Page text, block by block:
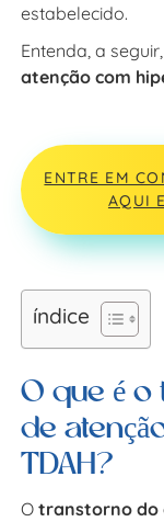
estabelecido.
Entenda, a
atenção com
ENTRE EM
AQUI
índice
O que é
de
TDAH?
Otranstorno do